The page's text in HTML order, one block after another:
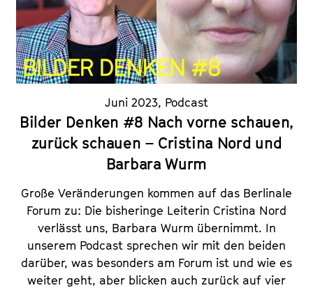
Juni 2023, Podcast
Bilder Denken #8 Nach vorne schauen,
zurück schauen – Cristina Nord und
Barbara Wurm
Große Veränderungen kommen auf das Berlinale
Forum zu: Die bisheringe Leiterin Cristina Nord
verlässt uns, Barbara Wurm übernimmt. In
unserem Podcast sprechen wir mit den beiden
darüber, was besonders am Forum ist und wie es
weiter geht, aber blicken auch zurück auf vier